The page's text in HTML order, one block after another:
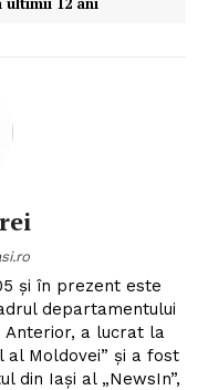
și în prezent este
departamentului
Anterior, a lucrat la
al Moldovei” și a fost
din Iași al „NewsIn”,